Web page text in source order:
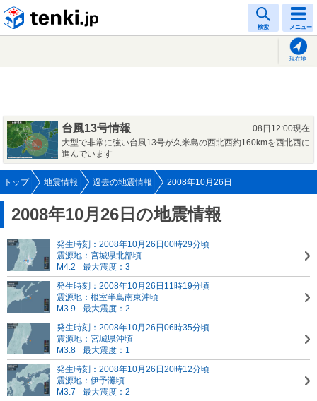
検索 メニュー
現在地
台風13号情報
08日12:00現在
大型で非常に強い台風13号が久米島の西北西約160kmを西北西に
進んでいます
トップ 地震情報 過去の地震情報 2008年10月26日
2008年10月26日の地震情報
発生時刻：2008年10月26日00時29分頃
震源地：宮城県北部頃
M4.2
最大震度：3
発生時刻：2008年10月26日11時19分頃
震源地：根室半島南東沖頃
M3.9
最大震度：2
発生時刻：2008年10月26日06時35分頃
震源地：宮城県沖頃
M3.8
最大震度：1
発生時刻：2008年10月26日20時12分頃
震源地：伊予灘頃
M3.7
最大震度：2